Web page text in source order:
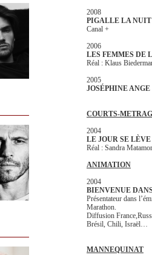
2008
PIGALLE LA NUIT
Canal +
2006
LES FEMMES DE
Réal : Klaus
2005
JOSÉPHINE
COURTS-
2004
LE JOUR SE LÈVE
Réal : Sandra
ANIMATION
2004
BIENVENUE
Présentateur dans
Marathon.
Diffusion
Brésil, Chili, Israël…
MANNEQUINAT